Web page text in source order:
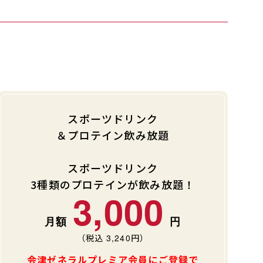
スポーツドリンク
＆プロテイン飲み放題
スポーツドリンク
3種類のプロテインが飲み放題！
3,000
（税込 3,240円）
会津ゼネラルプレミア会員にご登録で